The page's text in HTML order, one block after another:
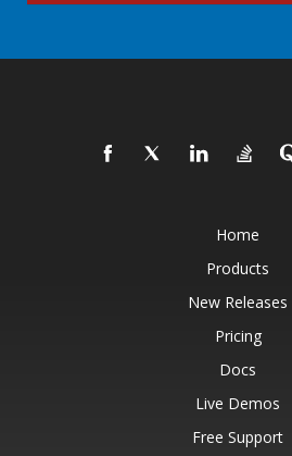
Home
Products
New Releases
Pricing
Docs
Live Demos
Free Support